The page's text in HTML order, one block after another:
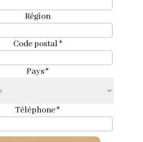
Région
Code postal*
Pays*
Téléphone*